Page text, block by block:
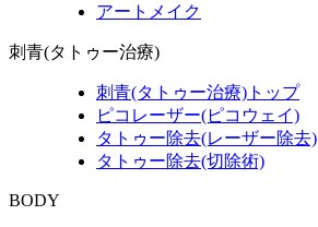
アートメイク
刺青(タトゥー治療)
刺青(タトゥー治療)トップ
ピコレーザー(ピコウェイ)
タトゥー除去(レーザー除去)
タトゥー除去(切除術)
BODY